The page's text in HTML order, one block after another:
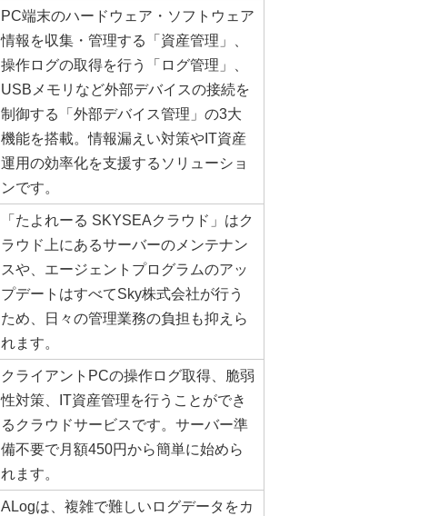
PC端末のハードウェア・ソフトウェア
情報を収集・管理する「資産管理」、
操作ログの取得を行う「ログ管理」、
USBメモリなど外部デバイスの接続を
制御する「外部デバイス管理」の3大
機能を搭載。情報漏えい対策やIT資産
運用の効率化を支援するソリューショ
ンです。
「たよれーる SKYSEAクラウド」はク
ラウド上にあるサーバーのメンテナン
スや、エージェントプログラムのアッ
プデートはすべてSky株式会社が行う
ため、日々の管理業務の負担も抑えら
れます。
クライアントPCの操作ログ取得、脆弱
性対策、IT資産管理を行うことができ
るクラウドサービスです。サーバー準
備不要で月額450円から簡単に始めら
れます。
ALogは、複雑で難しいログデータをカ